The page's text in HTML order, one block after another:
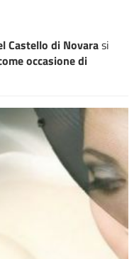
Castello di Novarasi
occasione di